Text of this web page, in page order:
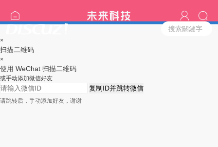
搜索關鍵字
×
扫描二维码
×
使用 WeChat 扫描二维码
或手动添加微信好友
复制ID并跳转微信
请跳转后，手动添加好友，谢谢